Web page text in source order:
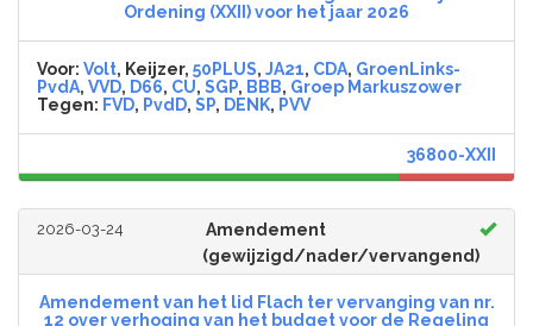
Ordening (XXII) voor het jaar 2026
Voor: Volt, Keijzer, 50PLUS, JA21, CDA, GroenLinks-
PvdA, VVD, D66, CU, SGP, BBB, Groep Markuszower
Tegen: FVD, PvdD, SP, DENK, PVV
36800-XXII
2026-03-24
Amendement
(gewijzigd/nader/vervangend)
Amendement van het lid Flach ter vervanging van nr.
12 over verhoging van het budget voor de Regeling